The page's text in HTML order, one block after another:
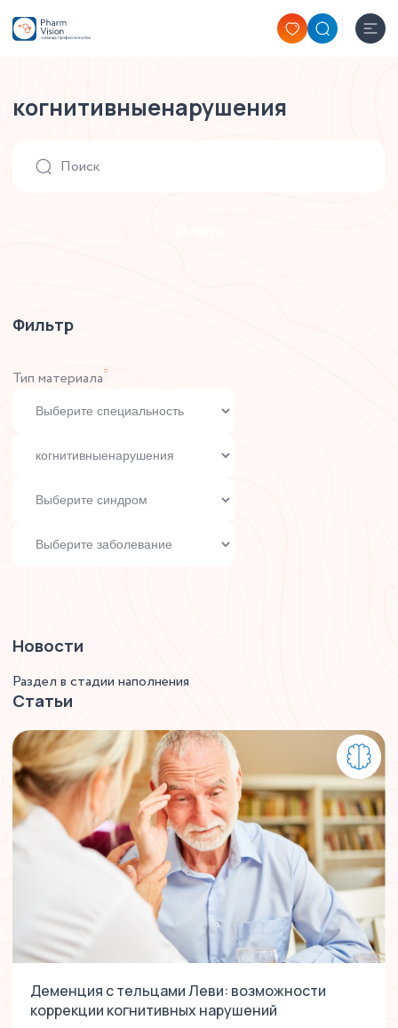
когнитивныенарушения
Фильтр
Тип материала*
Новости
Раздел в стадии наполнения
Статьи
Деменция с тельцами Леви: возможности
коррекции когнитивных нарушений